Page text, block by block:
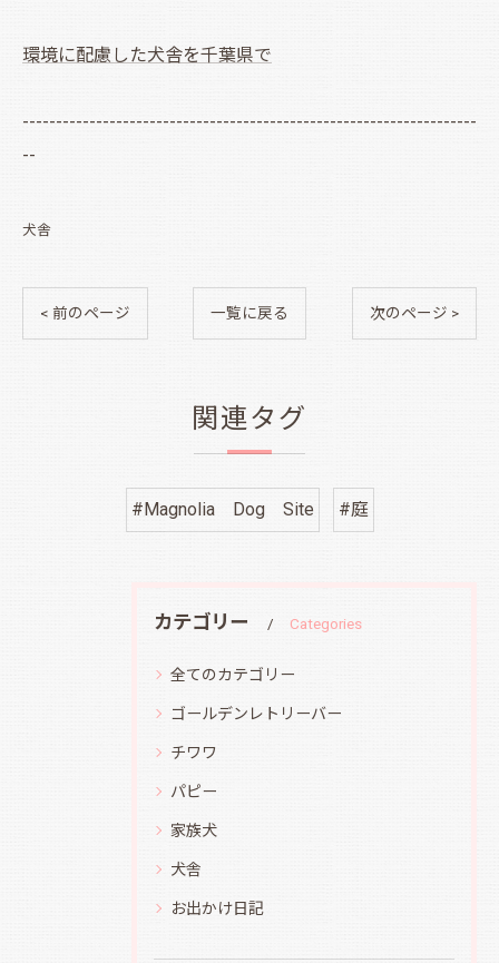
環境に配慮した犬舎を千葉県で
--------------------------------------------------------------------
--
犬舎
< 前のページ 一覧に戻る 次のページ >
関連タグ
#Magnolia Dog Site #庭
カテゴリー Categories
全てのカテゴリー
ゴールデンレトリーバー
チワワ
パピー
家族犬
犬舎
お出かけ日記